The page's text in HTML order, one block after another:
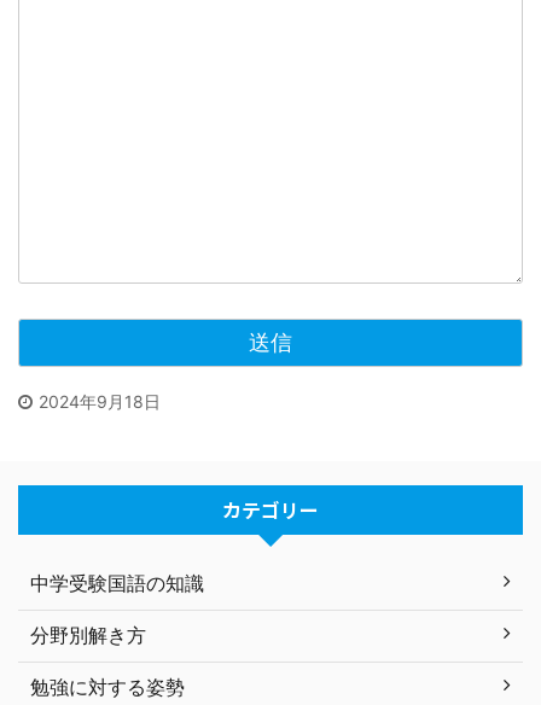
2024年9月18日
カテゴリー
中学受験国語の知識
分野別解き方
勉強に対する姿勢